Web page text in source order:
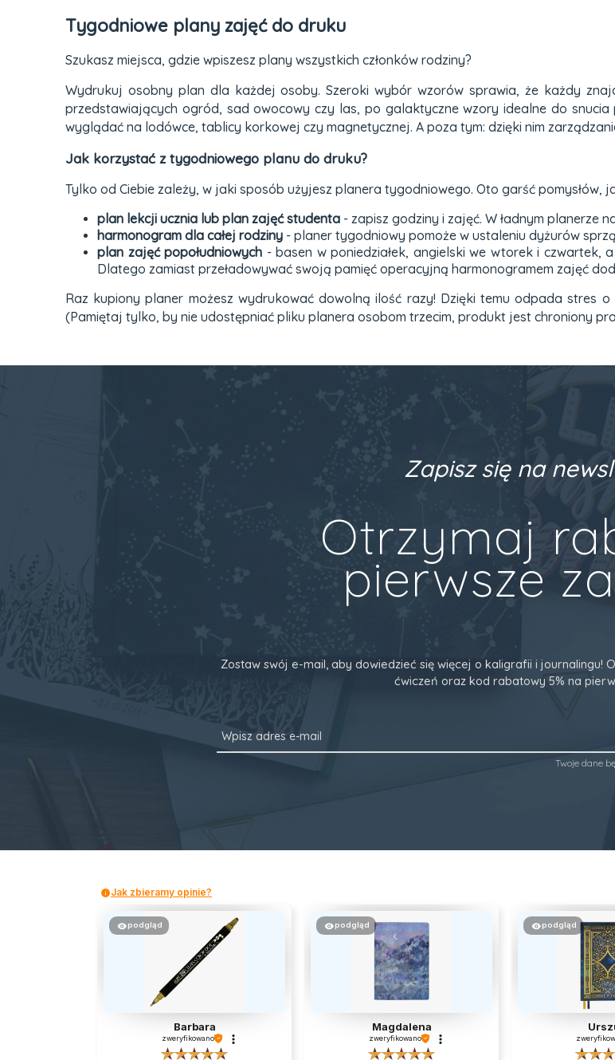
Tygodniowe plany zajęć do druku
Szukasz miejsca, gdzie wpiszesz plany wszystkich członków rodziny?
Wydrukuj osobny plan dla każdej osoby. Szeroki wybór wzorów sprawia, że każdy
przedstawiających ogród, sad owocowy czy las, po galaktyczne wzory idealne do
wyglądać na lodówce, tablicy korkowej czy magnetycznej. A poza tym: dzięki nim
Jak korzystać z tygodniowego planu do druku?
Tylko od Ciebie zależy, w jaki sposób użyjesz planera tygodniowego. Oto garść pomysłów,
plan lekcji ucznia lub plan zajęć studenta - zapisz godziny i zajęć. W ładnym planerze
harmonogram dla całej rodziny - planer tygodniowy pomoże w ustaleniu dyżurów
plan zajęć popołudniowych - basen w poniedziałek, angielski we wtorek i czwartek,
Dlatego zamiast przeładowywać swoją pamięć operacyjną harmonogramem zajęć
Raz kupiony planer możesz wydrukować dowolną ilość razy! Dzięki temu odpada stres
(Pamiętaj tylko, by nie udostępniać pliku planera osobom trzecim, produkt jest chroniony
Zapisz się na
Otrzymaj
pierwsze
Zostaw swój e-mail, aby dowiedzieć się więcej o kaligrafii i journalingu!
ćwiczeń oraz kod rabatowy 5% na
Twoje dane
Jak zbieramy opinie?
podgląd
Barbara
zweryfikowano
podgląd
Magdalena
zweryfikowano
podgląd